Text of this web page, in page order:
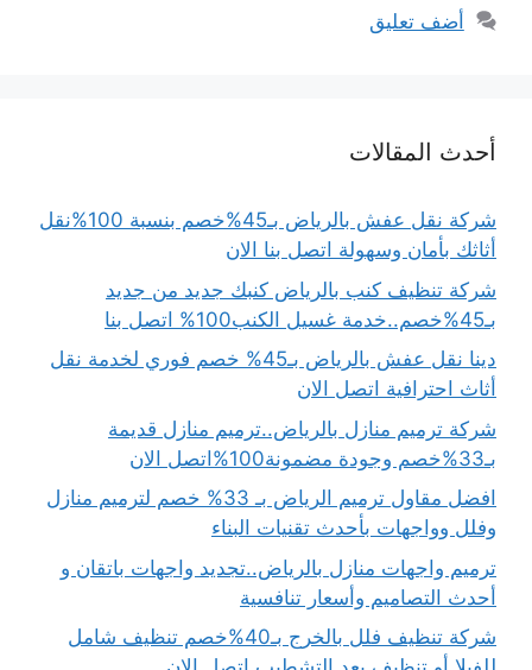
أضف تعليق
أحدث المقالات
شركة نقل عفش بالرياض بـ45%خصم بنسبة 100%نقل
أثاثك بأمان وسهولة اتصل بنا الان
شركة تنظيف كنب بالرياض كنبك جديد من جديد
بـ45%خصم..خدمة غسيل الكنب100% اتصل بنا
دينا نقل عفش بالرياض بـ45% خصم فوري لخدمة نقل
أثاث احترافية اتصل الان
شركة ترميم منازل بالرياض..ترميم منازل قديمة
بـ33%خصم وجودة مضمونة100%اتصل الان
افضل مقاول ترميم الرياض بـ 33% خصم لترميم منازل
وفلل وواجهات بأحدث تقنيات البناء
ترميم واجهات منازل بالرياض..تجديد واجهات باتقان و
أحدث التصاميم وأسعار تنافسية
شركة تنظيف فلل بالخرج بـ40%خصم تنظيف شامل